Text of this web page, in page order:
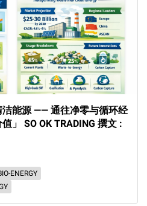
洁能源 —— 通往净零与循环经
」 SO OK TRADING 撰文 :
ENERGY